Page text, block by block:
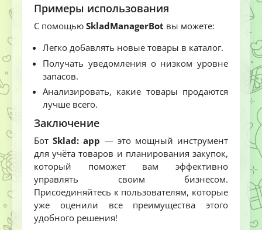
Примеры использования
С помощью SkladManagerBot вы можете:
Легко добавлять новые товары в каталог.
Получать уведомления о низком уровне
запасов.
Анализировать, какие товары продаются
лучше всего.
Заключение
БотSklad: app — это мощный инструмент
для учёта товаров и планирования закупок,
который поможет вам эффективно
управлять своим бизнесом.
Присоединяйтесь к пользователям, которые
уже оценили все преимущества этого
удобного решения!